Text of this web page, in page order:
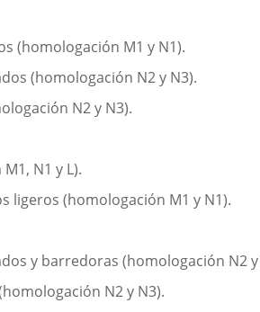
(homologación M1 y N1).
(homologación N2 y N3).
N2 y N3).
N1 y L).
ligeros (homologación M1 y N1).
y barredoras (homologación N2 y
N2 y N3).